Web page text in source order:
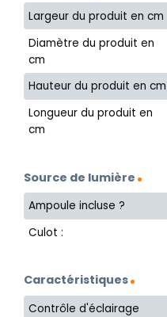
Largeur du produit en cm
Diamètre du produit en
cm
Hauteur du produit en cm
Longueur du produit en
cm
Source de lumière
Ampoule incluse ?
Culot :
Caractéristiques
Contrôle d'éclairage